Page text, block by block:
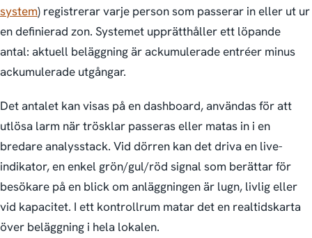
system) registrerar varje person som passerar in eller ut ur
en definierad zon. Systemet upprätthåller ett löpande
antal: aktuell beläggning är ackumulerade entréer minus
ackumulerade utgångar.
Det antalet kan visas på en dashboard, användas för att
utlösa larm när trösklar passeras eller matas in i en
bredare analys­stack. Vid dörren kan det driva en live-
indikator, en enkel grön/gul/röd signal som berättar för
besökare på en blick om anläggningen är lugn, livlig eller
vid kapacitet. I ett kontrollrum matar det en realtidskarta
över beläggning i hela lokalen.